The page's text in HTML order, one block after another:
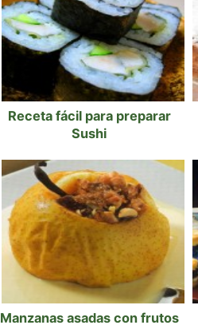
Receta fácil para preparar
Sushi
Manzanas asadas con frutos